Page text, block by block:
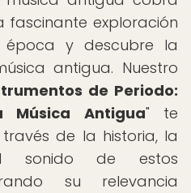
fascinante exploración
y descubre la
antigua. Nuestro
de Periodo:
Música Antigua" te
de la historia, la
sonido de estos
su relevancia